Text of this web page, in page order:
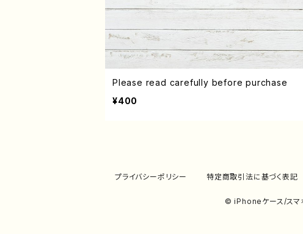
Please read carefully before purchase
¥400
プライバシーポリシー 特定商取引法に基づく表記
© iPhoneケース/スマ